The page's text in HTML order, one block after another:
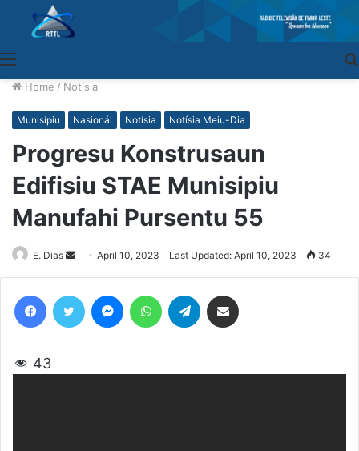
Home / Notísia
Munisípiu Nasionál Notísia Notísia Meiu-Dia
Progresu Konstrusaun
Edifisiu STAE Munisipiu
Manufahi Pursentu 55
E. Dias
Send
an
April 10, 2023 Last Updated: April 10, 2023 34
43